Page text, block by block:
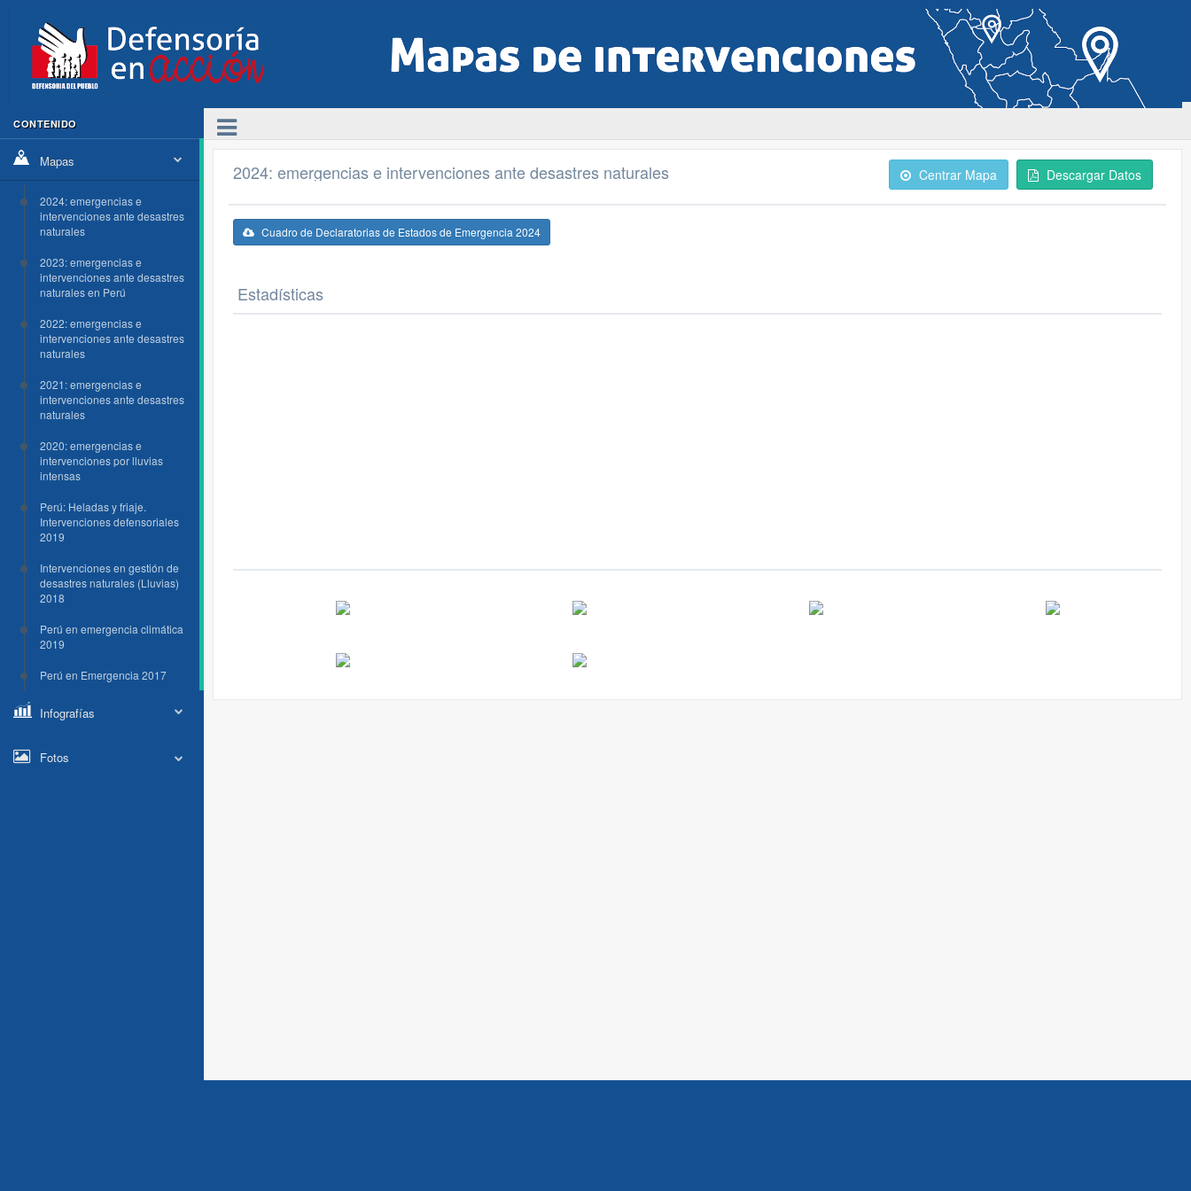
CONTENIDO
Mapas
2024: emergencias e
intervenciones ante desastres
naturales
2023: emergencias e
intervenciones ante desastres
naturales en Perú
2022: emergencias e
intervenciones ante desastres
naturales
2021: emergencias e
intervenciones ante desastres
naturales
2020: emergencias e
intervenciones por lluvias
intensas
Perú: Heladas y friaje.
Intervenciones defensoriales
2019
Intervenciones en gestión de
desastres naturales (Lluvias)
2018
Perú en emergencia climática
2019
Perú en Emergencia 2017
Infografías
Fotos
2024: emergencias e intervenciones ante desastres naturales Centrar Mapa Descargar Datos
Cuadro de Declaratorias de Estados de Emergencia 2024
Estadísticas